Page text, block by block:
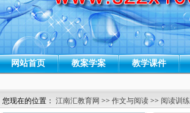
网站首页 教案学案 教学课件
您现在的位置： 江南汇教育网 >> 作文与阅读 >> 阅读训练